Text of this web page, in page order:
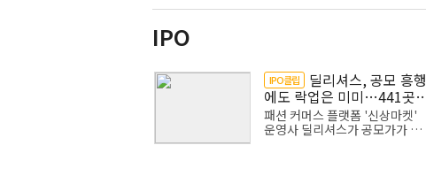
의 회사채를 상환하기 위해서다.
IPO
IPO클립 딜리셔스, 공모 흥행
에도 락업은 미미…441곳
중 확약 5곳
패션 커머스 플랫폼 '신상마켓'
운영사 딜리셔스가 공모가가 희